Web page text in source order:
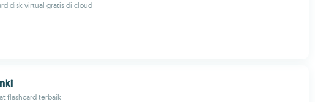
disk virtual gratis di cloud
flashcard terbaik